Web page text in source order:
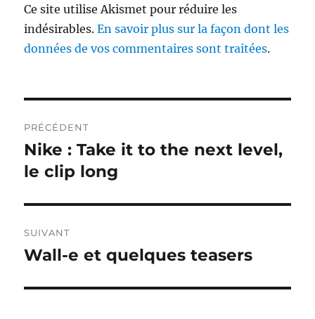
Ce site utilise Akismet pour réduire les
indésirables.En savoir plus sur la façon dont les
données de vos commentaires sont traitées.
de
l’article
PRÉCÉDENT
Publication
précédente :
Nike : Take it to the next level,
le clip long
SUIVANT
Publication
Wall-e et quelques teasers